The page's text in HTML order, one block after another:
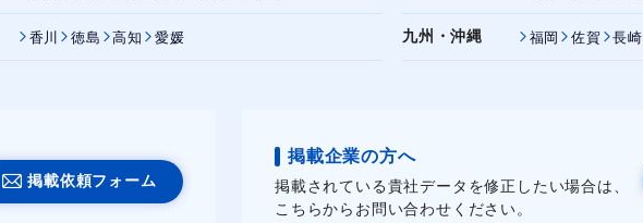
香川 徳島 高知 愛媛 九州・沖縄 福岡 佐賀 長崎
掲載依頼フォーム
掲載企業の方へ
掲載されている貴社データを修正したい場合は、
こちらからお問い合わせください。